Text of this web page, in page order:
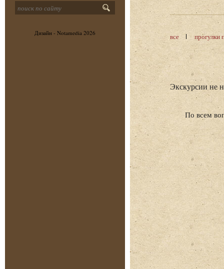
Дизайн - Notamedia 2026 все прогулки
Экскурсии не
По всем